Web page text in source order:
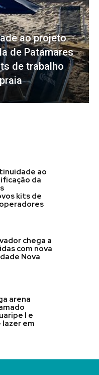
ao projeto
de Patamares
de trabalho
ao
da
kits de
chega a
com nova
Nova
arena
I e
lazer em